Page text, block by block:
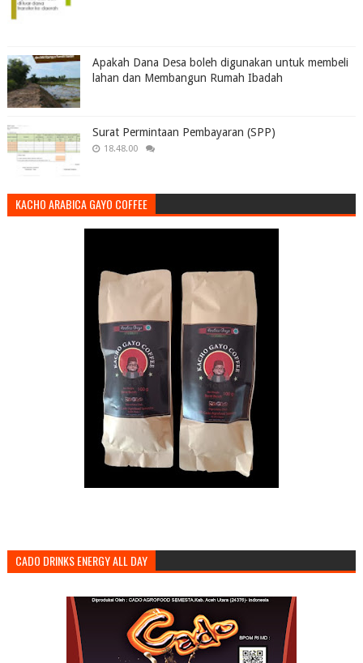
Apakah Dana Desa boleh digunakan untuk membeli
lahan dan Membangun Rumah Ibadah
Surat Permintaan Pembayaran (SPP)
18.48.00
KACHO ARABICA GAYO COFFEE
CADO DRINKS ENERGY ALL DAY